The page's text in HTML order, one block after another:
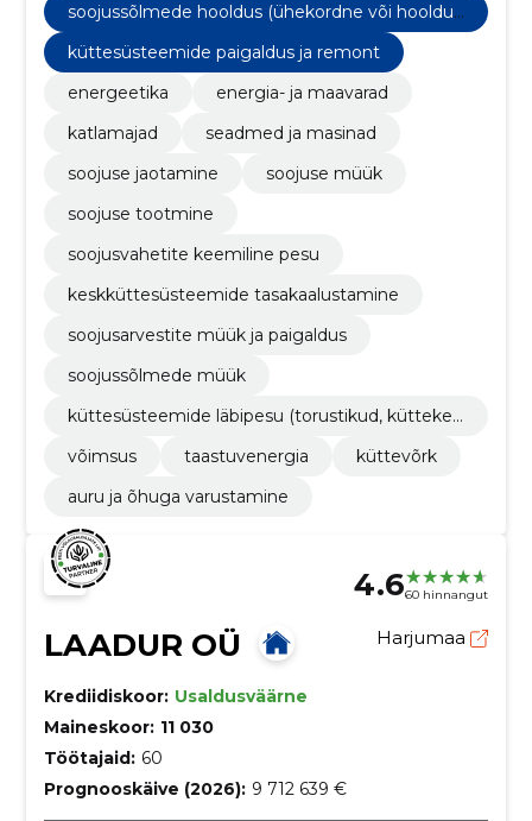
soojussõlmede hooldus (ühekordne või hooldus
küttesüsteemide paigaldus ja remont
energeetika
energia- ja maavarad
katlamajad
seadmed ja masinad
soojuse jaotamine
soojuse müük
soojuse tootmine
soojusvahetite keemiline pesu
keskküttesüsteemide tasakaalustamine
soojusarvestite müük ja paigaldus
soojussõlmede müük
küttesüsteemide läbipesu (torustikud, küttekeh
võimsus
taastuvenergia
küttevõrk
auru ja õhuga varustamine
4.660 hinnangut
LAADUR OÜ Harjumaa
Krediidiskoor: Usaldusväärne
Maineskoor: 11 030
Töötajaid: 60
Prognooskäive (2026): 9 712 639 €